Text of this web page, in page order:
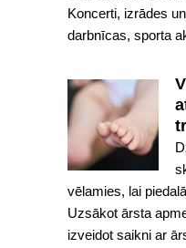
Koncerti, izrādes
darbnīcas, sporta
vēlamies, lai
Uzsākot ārsta
izveidot saikni ar